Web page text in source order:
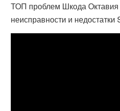
ТОП проблем Шкода
неисправности и недостатки